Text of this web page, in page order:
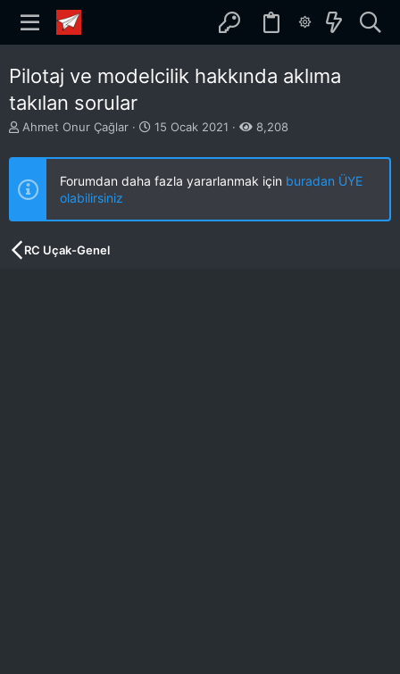
Pilotaj ve modelcilik hakkında aklıma
takılan sorular
K
n
u
u
b
a
Ahmet Onur Çağlar
B
ş
l
a
g
15 Ocak 2021 8,208
Forumdan daha fazla yararlanmak için buradan ÜYE
olabilirsiniz
RC Uçak-Genel